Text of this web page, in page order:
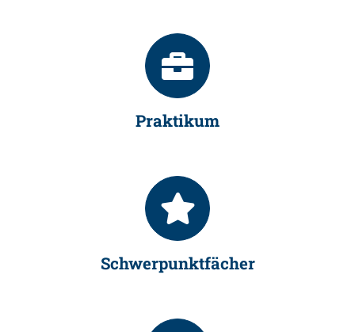
Praktikum
Schwerpunktfächer